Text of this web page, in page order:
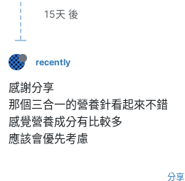
15天 後
recently
感謝分享
那個三合一的營養針看起來不錯
感覺營養成分有比較多
應該會優先考慮
分享